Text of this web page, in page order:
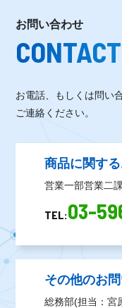
お問い合わせ
CONTACT
お電話、もしくは問い
ご連絡ください。
商品に関す
営業一部営業二
TEL:03-
その他のお
総務部(担当：宮